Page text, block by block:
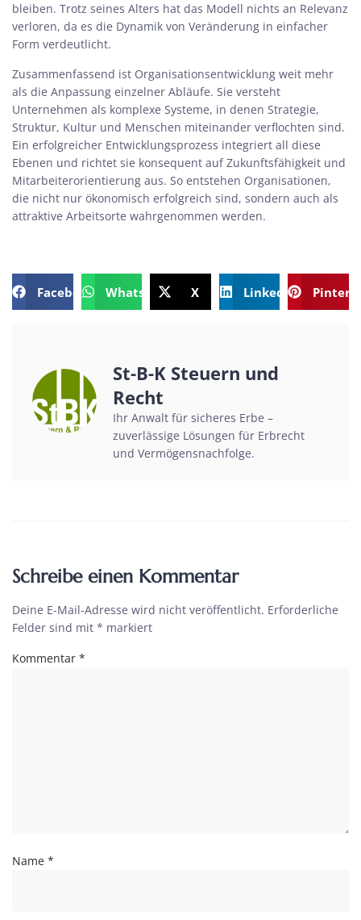
bleiben. Trotz seines Alters hat das Modell nichts an Relevanz
verloren, da es die Dynamik von Veränderung in einfacher
Form verdeutlicht.
Zusammenfassend ist Organisationsentwicklung weit mehr
als die Anpassung einzelner Abläufe. Sie versteht
Unternehmen als komplexe Systeme, in denen Strategie,
Struktur, Kultur und Menschen miteinander verflochten sind.
Ein erfolgreicher Entwicklungsprozess integriert all diese
Ebenen und richtet sie konsequent auf Zukunftsfähigkeit und
Mitarbeiterorientierung aus. So entstehen Organisationen,
die nicht nur ökonomisch erfolgreich sind, sondern auch als
attraktive Arbeitsorte wahrgenommen werden.
Facebook WhatsApp X LinkedIn
St-B-K Steuern und
Recht
Ihr Anwalt für sicheres Erbe –
zuverlässige Lösungen für Erbrecht
und Vermögensnachfolge.
Schreibe einen Kommentar
Deine E-Mail-Adresse wird nicht veröffentlicht. Erforderliche
Felder sind mit * markiert
Kommentar *
Name *